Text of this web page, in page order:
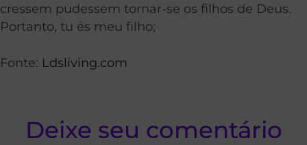
cressem pudessem tornar-se os filhos de Deus.
Portanto, tu és meu filho;
Fonte: Ldsliving.com
Deixe seu comentário